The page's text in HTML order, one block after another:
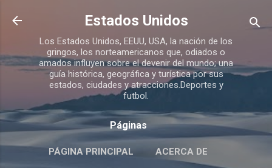
Ir al contenido principal
Estados Unidos
Los Estados Unidos, EEUU, USA, la nación de los
gringos, los norteamericanos que, odiados o
amados influyen sobre el devenir del mundo; una
guía histórica, geográfica y turística por sus
estados, ciudades y atracciones.Deportes y
futbol.
Páginas
PÁGINA PRINCIPAL ACERCA DE